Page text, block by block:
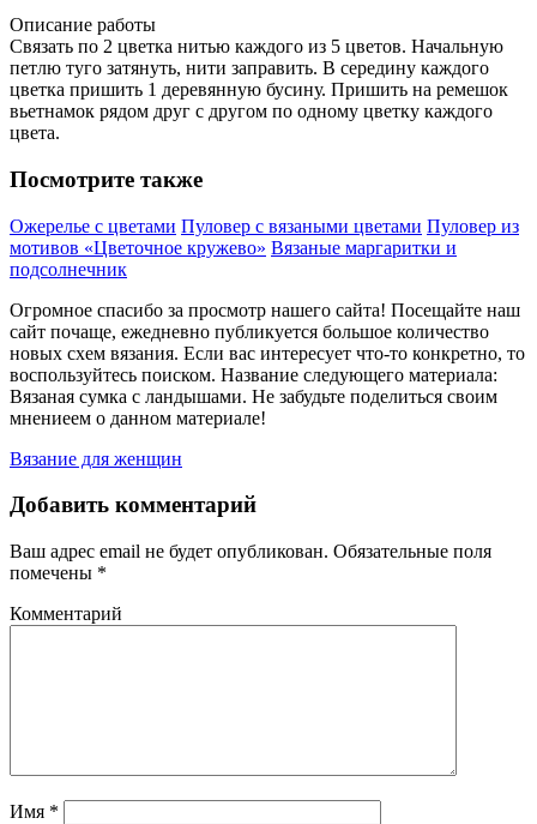
Описание работы
Связать по 2 цветка нитью каждого из 5 цветов. Начальную
петлю туго затянуть, нити заправить. В середину каждого
цветка пришить 1 деревянную бусину. Пришить на ремешок
вьетнамок рядом друг с другом по одному цветку каждого
цвета.
Посмотрите также
Ожерелье с цветами Пуловер с вязаными цветами Пуловер из
мотивов «Цветочное кружево» Вязаные маргаритки и
подсолнечник
Огромное спасибо за просмотр нашего сайта! Посещайте наш
сайт почаще, ежедневно публикуется большое количество
новых схем вязания. Если вас интересует что-то конкретно, то
воспользуйтесь поиском. Название следующего материала:
Вязаная сумка с ландышами. Не забудьте поделиться своим
мнениеем о данном материале!
Вязание для женщин
Добавить комментарий
Ваш адрес email не будет опубликован. Обязательные поля
помечены *
Комментарий
Имя *